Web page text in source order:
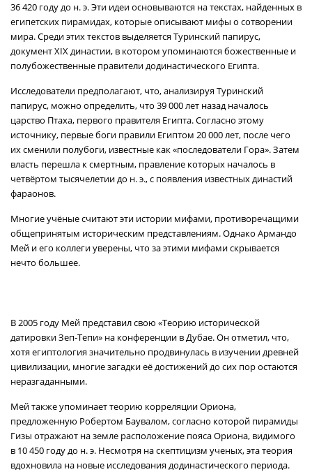
36 420 году до н. э. Эти идеи основываются на текстах, найденных в
египетских пирамидах, которые описывают мифы о сотворении
мира. Среди этих текстов выделяется Туринский папирус,
документ XIX династии, в котором упоминаются божественные и
полубожественные правители додинастического Египта.
Исследователи предполагают, что, анализируя Туринский
папирус, можно определить, что 39 000 лет назад началось
царство Птаха, первого правителя Египта. Согласно этому
источнику, первые боги правили Египтом 20 000 лет, после чего
их сменили полубоги, известные как «последователи Гора». Затем
власть перешла к смертным, правление которых началось в
четвёртом тысячелетии до н. э., с появления известных династий
фараонов.
Многие учёные считают эти истории мифами, противоречащими
общепринятым историческим представлениям. Однако Армандо
Мей и его коллеги уверены, что за этими мифами скрывается
нечто большее.
В 2005 году Мей представил свою «Теорию исторической
датировки Зеп-Тепи» на конференции в Дубае. Он отметил, что,
хотя египтология значительно продвинулась в изучении древней
цивилизации, многие загадки её достижений до сих пор остаются
неразгаданными.
Мей также упоминает теорию корреляции Ориона,
предложенную Робертом Баувалом, согласно которой пирамиды
Гизы отражают на земле расположение пояса Ориона, видимого
в 10 450 году до н. э. Несмотря на скептицизм ученых, эта теория
вдохновила на новые исследования додинастического периода.